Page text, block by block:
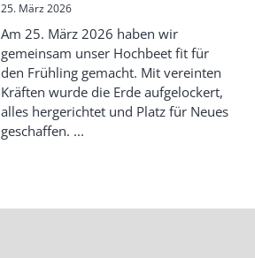
25. März 2026
Am 25. März 2026 haben wir
gemeinsam unser Hochbeet fit für
den Frühling gemacht. Mit vereinten
Kräften wurde die Erde aufgelockert,
alles hergerichtet und Platz für Neues
geschaffen. ...